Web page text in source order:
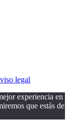
legal
experiencia en
que estás de